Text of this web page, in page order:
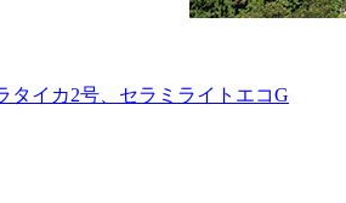
タイカ2号、セラミライトエコG